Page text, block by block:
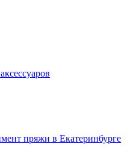
пряжи в Екатеринбурге